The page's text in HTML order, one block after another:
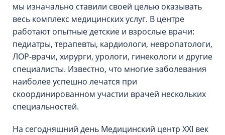
мы изначально ставили своей целью оказывать
весь комплекс медицинских услуг. В центре
работают опытные детские и взрослые врачи:
педиатры, терапевты, кардиологи, невропатологи,
ЛОР-врачи, хирурги, урологи, гинекологи и другие
специалисты. Известно, что многие заболевания
наиболее успешно лечатся при
скоординированном участии врачей нескольких
специальностей.
На сегодняшний день Медицинский центр XXI век